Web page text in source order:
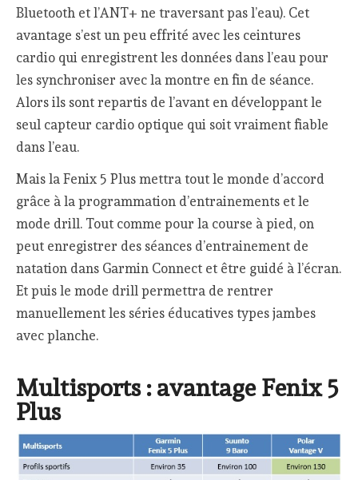
Bluetooth et l’ANT+ ne traversant pas l’eau). Cet
avantage s’est un peu effrité avec les ceintures
cardio qui enregistrent les données dans l’eau pour
les synchroniser avec la montre en fin de séance.
Alors ils sont repartis de l’avant en développant le
seul capteur cardio optique qui soit vraiment fiable
dans l’eau.
Mais la Fenix 5 Plus mettra tout le monde d’accord
grâce à la programmation d’entrainements et le
mode drill. Tout comme pour la course à pied, on
peut enregistrer des séances d’entrainement de
natation dans Garmin Connect et être guidé à l’écran.
Et puis le mode drill permettra de rentrer
manuellement les séries éducatives types jambes
avec planche.
Multisports : avantage Fenix 5
Plus